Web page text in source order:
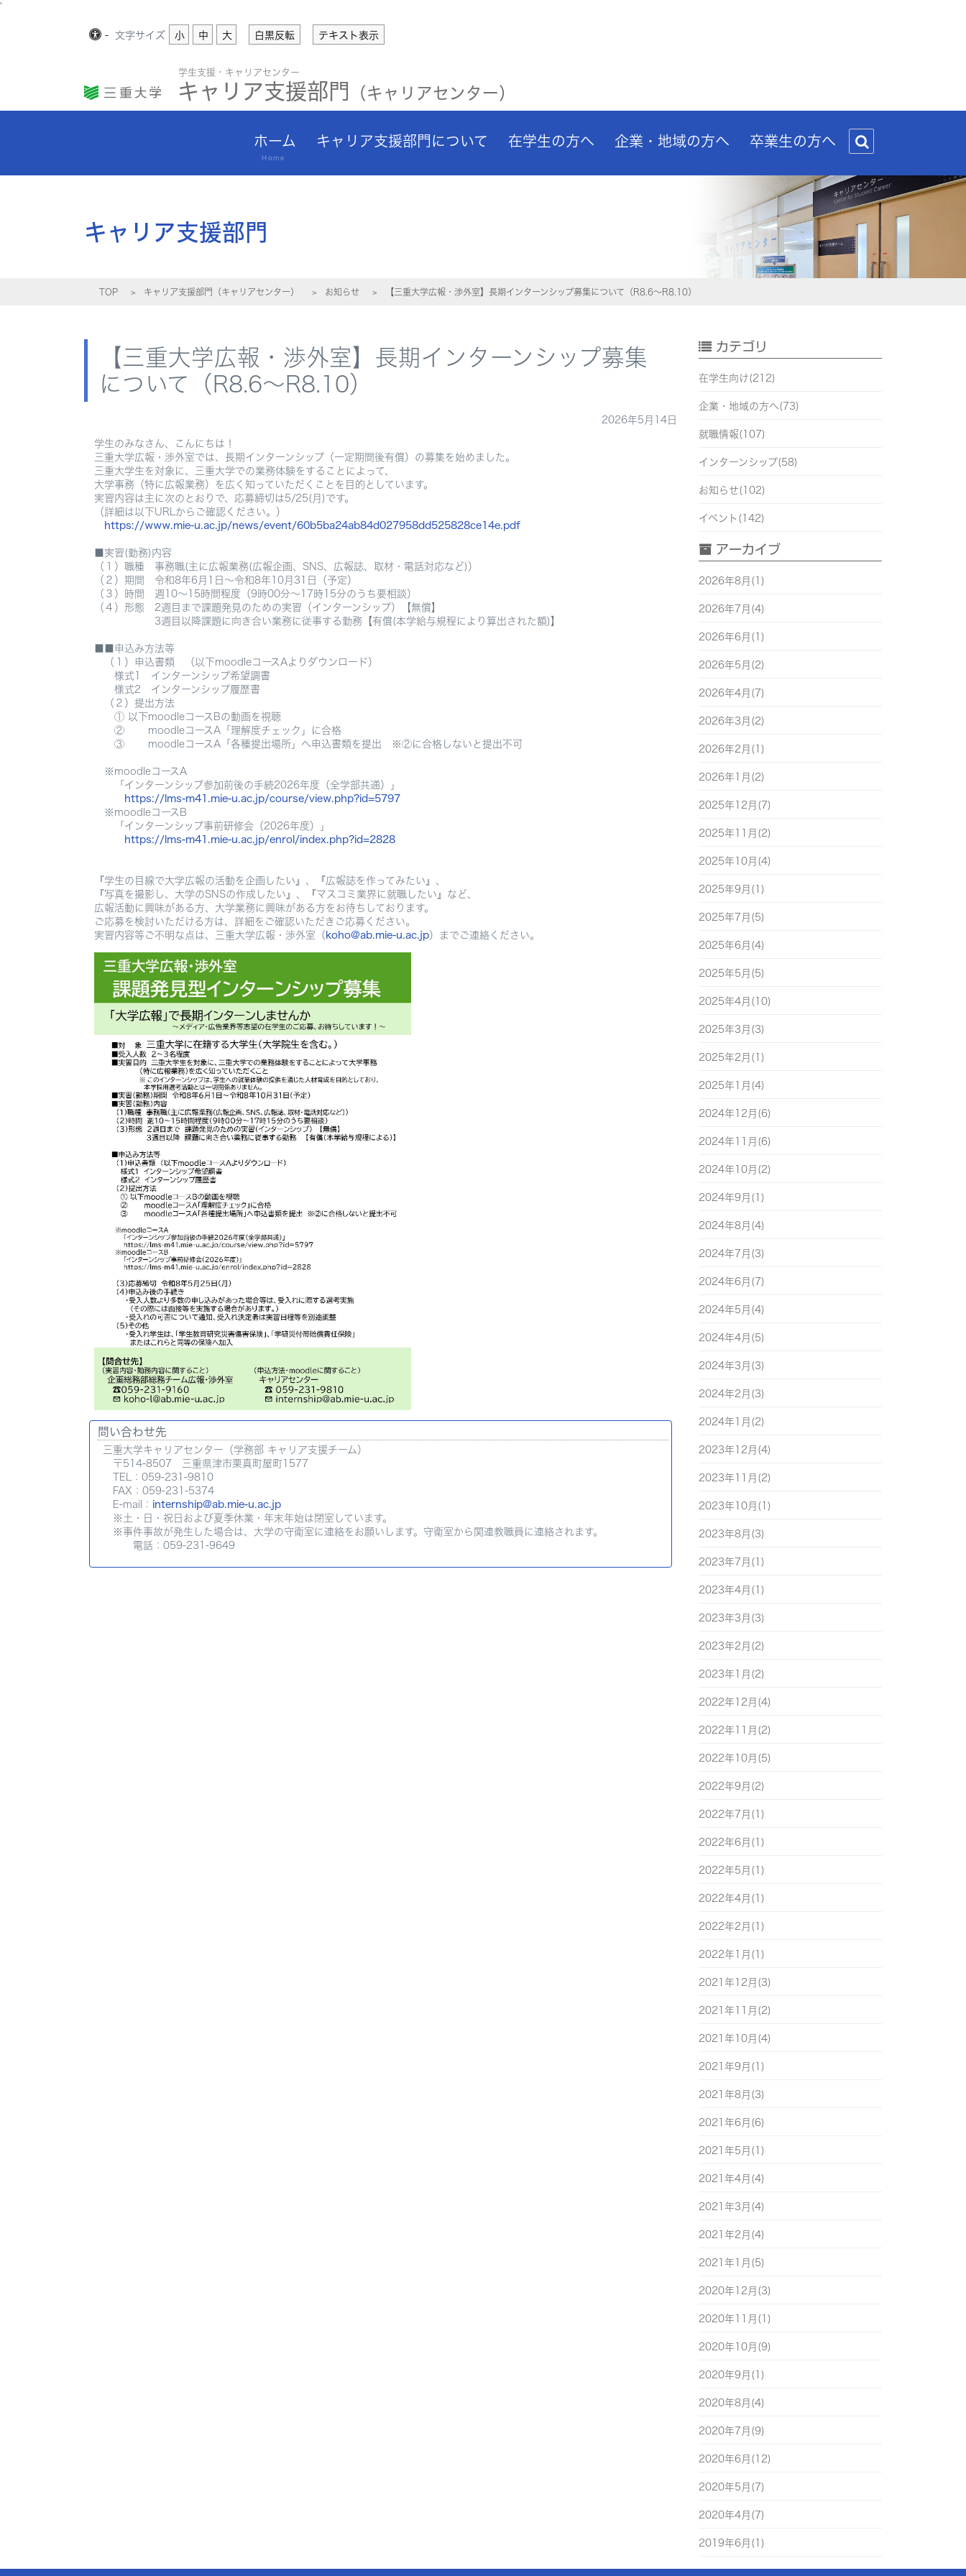
'
- 文字サイズ 小 中 大 白黒反転 テキスト表示
学生支援・キャリアセンター
キャリア支援部門 （キャリアセンター）
ホーム
Home
キャリア支援部門について 在学生の方へ 企業・地域の方へ 卒業生の方へ
キャリア支援部門
TOP キャリア支援部門（キャリアセンター） お知らせ 【三重大学広報・渉外室】長期インターンシップ募集について（R8.6〜R8.10）
【三重大学広報・渉外室】長期インターンシップ募集
について（R8.6〜R8.10）
2026年5月14日
学生のみなさん、こんにちは！
三重大学広報・渉外室では、長期インターンシップ（一定期間後有償）の募集を始めました。
三重大学生を対象に、三重大学での業務体験をすることによって、
大学事務（特に広報業務）を広く知っていただくことを目的としています。
実習内容は主に次のとおりで、応募締切は5/25(月)です。
（詳細は以下URLからご確認ください。）
https://www.mie-u.ac.jp/news/event/60b5ba24ab84d027958dd525828ce14e.pdf
■実習(勤務)内容
（１）職種 事務職(主に広報業務(広報企画、SNS、広報誌、取材・電話対応など)）
（２）期間 令和8年6月1日〜令和8年10月31日（予定）
（３）時間 週10〜15時間程度（9時00分〜17時15分のうち要相談）
（４）形態 2週目まで課題発見のための実習（インターンシップ）【無償】
3週目以降課題に向き合い業務に従事する勤務【有償(本学給与規程により算出された額)】
■■申込み方法等
（１）申込書類 （以下moodleコースAよりダウンロード）
様式1 インターンシップ希望調書
様式2 インターンシップ履歴書
（２）提出方法
① 以下moodleコースBの動画を視聴
② moodleコースA「理解度チェック」に合格
③ moodleコースA「各種提出場所」へ申込書類を提出 ※②に合格しないと提出不可
※moodleコースA
「インターンシップ参加前後の手続2026年度（全学部共通）」
https://lms-m41.mie-u.ac.jp/course/view.php?id=5797
※moodleコースB
「インターンシップ事前研修会（2026年度）」
https://lms-m41.mie-u.ac.jp/enrol/index.php?id=2828
『学生の目線で大学広報の活動を企画したい』、『広報誌を作ってみたい』、
『写真を撮影し、大学のSNSの作成したい』、『マスコミ業界に就職したい』など、
広報活動に興味がある方、大学業務に興味がある方をお待ちしております。
ご応募を検討いただける方は、詳細をご確認いただきご応募ください。
実習内容等ご不明な点は、三重大学広報・渉外室（ koho@ab.mie-u.ac.jp）までご連絡ください。
問い合わせ先
三重大学キャリアセンター（学務部 キャリア支援チーム）
〒514-8507 三重県津市栗真町屋町1577
TEL：059-231-9810
FAX：059-231-5374
E-mail： internship@ab.mie-u.ac.jp
※土・日・祝日および夏季休業・年末年始は閉室しています。
※事件事故が発生した場合は、大学の守衛室に連絡をお願いします。守衛室から関連教職員に連絡されます。
電話：059-231-9649
カテゴリ
在学生向け(212)
企業・地域の方へ(73)
就職情報(107)
インターンシップ(58)
お知らせ(102)
イベント(142)
アーカイブ
2026年8月(1)
2026年7月(4)
2026年6月(1)
2026年5月(2)
2026年4月(7)
2026年3月(2)
2026年2月(1)
2026年1月(2)
2025年12月(7)
2025年11月(2)
2025年10月(4)
2025年9月(1)
2025年7月(5)
2025年6月(4)
2025年5月(5)
2025年4月(10)
2025年3月(3)
2025年2月(1)
2025年1月(4)
2024年12月(6)
2024年11月(6)
2024年10月(2)
2024年9月(1)
2024年8月(4)
2024年7月(3)
2024年6月(7)
2024年5月(4)
2024年4月(5)
2024年3月(3)
2024年2月(3)
2024年1月(2)
2023年12月(4)
2023年11月(2)
2023年10月(1)
2023年8月(3)
2023年7月(1)
2023年4月(1)
2023年3月(3)
2023年2月(2)
2023年1月(2)
2022年12月(4)
2022年11月(2)
2022年10月(5)
2022年9月(2)
2022年7月(1)
2022年6月(1)
2022年5月(1)
2022年4月(1)
2022年2月(1)
2022年1月(1)
2021年12月(3)
2021年11月(2)
2021年10月(4)
2021年9月(1)
2021年8月(3)
2021年6月(6)
2021年5月(1)
2021年4月(4)
2021年3月(4)
2021年2月(4)
2021年1月(5)
2020年12月(3)
2020年11月(1)
2020年10月(9)
2020年9月(1)
2020年8月(4)
2020年7月(9)
2020年6月(12)
2020年5月(7)
2020年4月(7)
2019年6月(1)